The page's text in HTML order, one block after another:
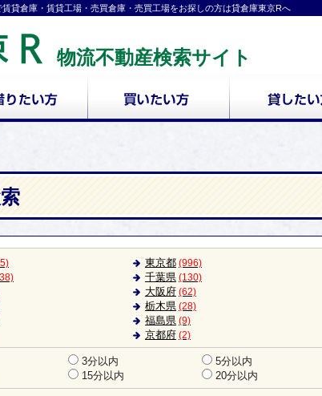
貸倉庫・賃貸工場・売買倉庫・売買工場をお探しの方は貸倉庫東京Rへ
物流不動産検索サイト
東京都 (996)
千葉県 (130)
大阪府 (62)
栃木県 (28)
福島県 (9)
京都府 (2)
3分以内
5分以内
15分以内 20分以内